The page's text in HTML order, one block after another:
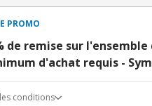
PROMO
de remise sur
d'achat requis -
conditions